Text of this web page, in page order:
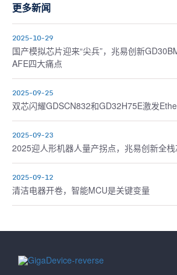
更多新闻
2025-10-29
国产模拟芯片迎来“尖兵”，兆易创新
AFE四大痛点
2025-09-25
双芯闪耀GDSCN832和GD32H75E激发
2025-09-23
2025迎人形机器人量产拐点，兆易创新全
2025-09-12
清洁电器开卷，智能MCU是关键变量